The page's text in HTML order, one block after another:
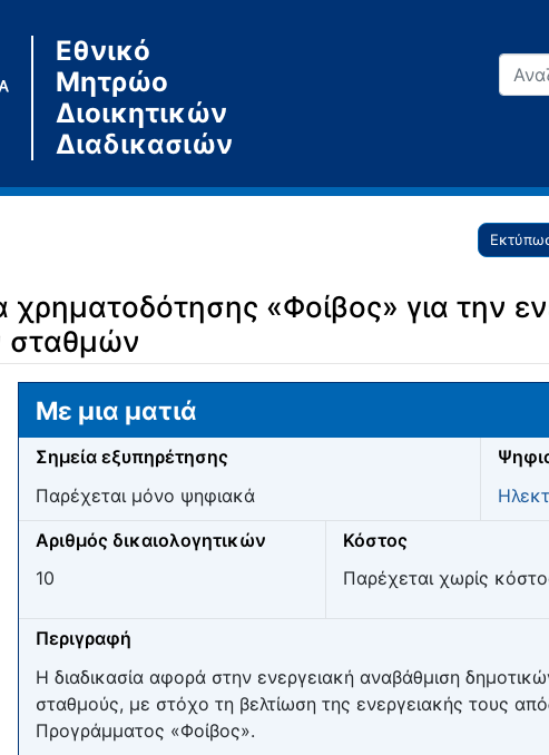
Εθνικό
Μητρώο
Διοικητικών
Διαδικασιών
«Φοίβος» για την
σταθμών
Με μια ματιά
Σημεία εξυπηρέτησης
Παρέχεται μόνο ψηφιακά
Αριθμός δικαιολογητικών
10
Κόστος
Παρέχεται χωρίς
Περιγραφή
Η διαδικασία αφορά στην ενεργειακή αναβάθμιση
σταθμούς, με στόχο τη βελτίωση της ενεργειακής τους
Προγράμματος «Φοίβος».